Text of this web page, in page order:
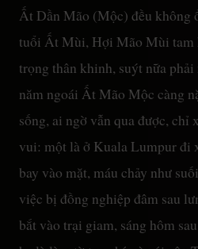
Ất Dần Mão (Mộc) đều không
tuổi Ất Mùi, Hợi Mão Mùi tam
trọng thân khinh, suýt nữa
năm ngoái Ất Mão Mộc càng
sống, ai ngờ vẫn qua được, chỉ
vui: một là ở Kuala Lumpur đi
bay vào mặt, máu chảy như
việc bị đồng nghiệp đâm sau
bắt vào trại giam, sáng hôm